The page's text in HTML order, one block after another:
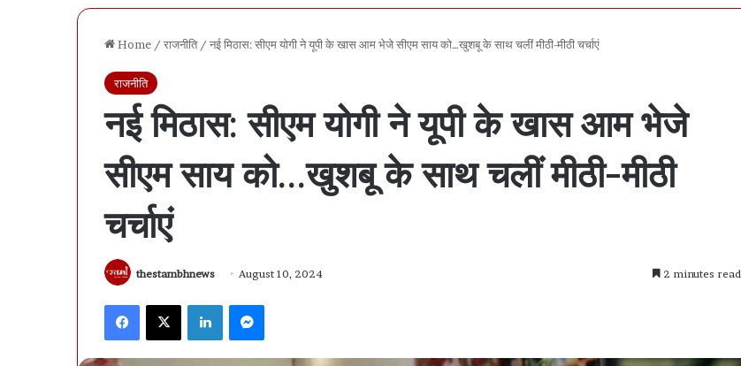
Home / राजनीति / नई मिठास: सीएम योगी ने यूपी के खास आम भेजे सीएम साय को…खुशबू के साथ चलीं मीठी-मीठी चर्चाएं
राजनीति
नई मिठास: सीएम योगी ने यूपी के खास आम भेजे
सीएम साय को…खुशबू के साथ चलीं मीठी-मीठी
चर्चाएं
thestambhnews August 10, 2024 2 minutes read
Facebook X LinkedIn